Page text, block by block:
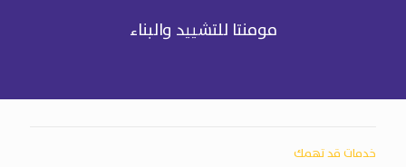
مومنتا للتشييد والبناء
خدمات قد تهمك